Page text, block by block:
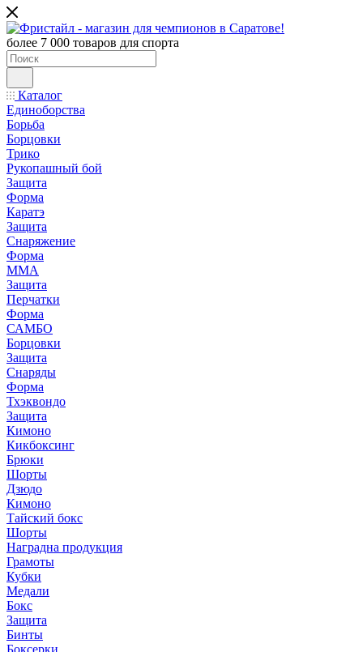
более 7 000 товаров для спорта
Каталог
Единоборства
Борьба
Борцовки
Трико
Рукопашный бой
Защита
Форма
Каратэ
Защита
Снаряжение
Форма
ММА
Защита
Перчатки
Форма
САМБО
Борцовки
Защита
Снаряды
Форма
Тхэквондо
Защита
Кимоно
Кикбоксинг
Брюки
Шорты
Дзюдо
Кимоно
Тайский бокс
Шорты
Наградна продукция
Грамоты
Кубки
Медали
Бокс
Защита
Бинты
Боксерки